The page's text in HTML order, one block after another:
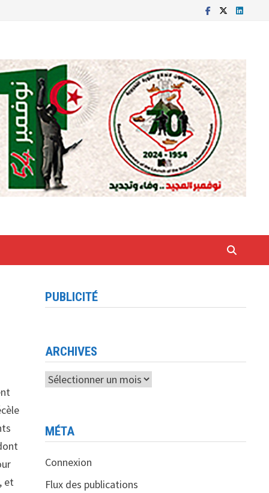
et
PUBLICITÉ
ARCHIVES
Archives
MÉTA
Connexion
Flux des publications